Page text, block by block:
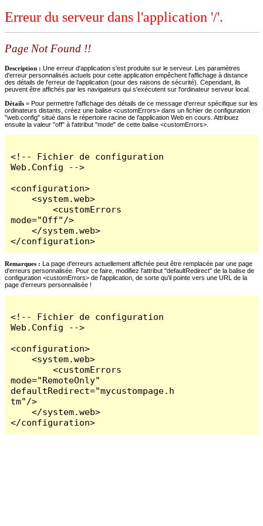
Erreur du serveur dans l'application '/'.
Page Not Found !!
Description : Une erreur d'application s'est produite sur le serveur. Les paramètres
d'erreur personnalisés actuels pour cette application empêchent l'affichage à distance
des détails de l'erreur de l'application (pour des raisons de sécurité). Cependant, ils
peuvent être affichés par les navigateurs qui s'exécutent sur l'ordinateur serveur local.
Détails = Pour permettre l'affichage des détails de ce message d'erreur spécifique sur les
ordinateurs distants, créez une balise <customErrors> dans un fichier de configuration
"web.config" situé dans le répertoire racine de l'application Web en cours. Attribuez
ensuite la valeur "off" à l'attribut "mode" de cette balise <customErrors>.
<!-- Fichier de configuration
Web.Config -->
<configuration>
    <system.web>
        <customErrors
mode="Off"/>
    </system.web>
</configuration>
Remarques : La page d'erreurs actuellement affichée peut être remplacée par une page
d'erreurs personnalisée. Pour ce faire, modifiez l'attribut "defaultRedirect" de la balise de
configuration <customErrors> de l'application, de sorte qu'il pointe vers une URL de la
page d'erreurs personnalisée !
<!-- Fichier de configuration
Web.Config -->
<configuration>
    <system.web>
        <customErrors
mode="RemoteOnly"
defaultRedirect="mycustompage.h
tm"/>
    </system.web>
</configuration>